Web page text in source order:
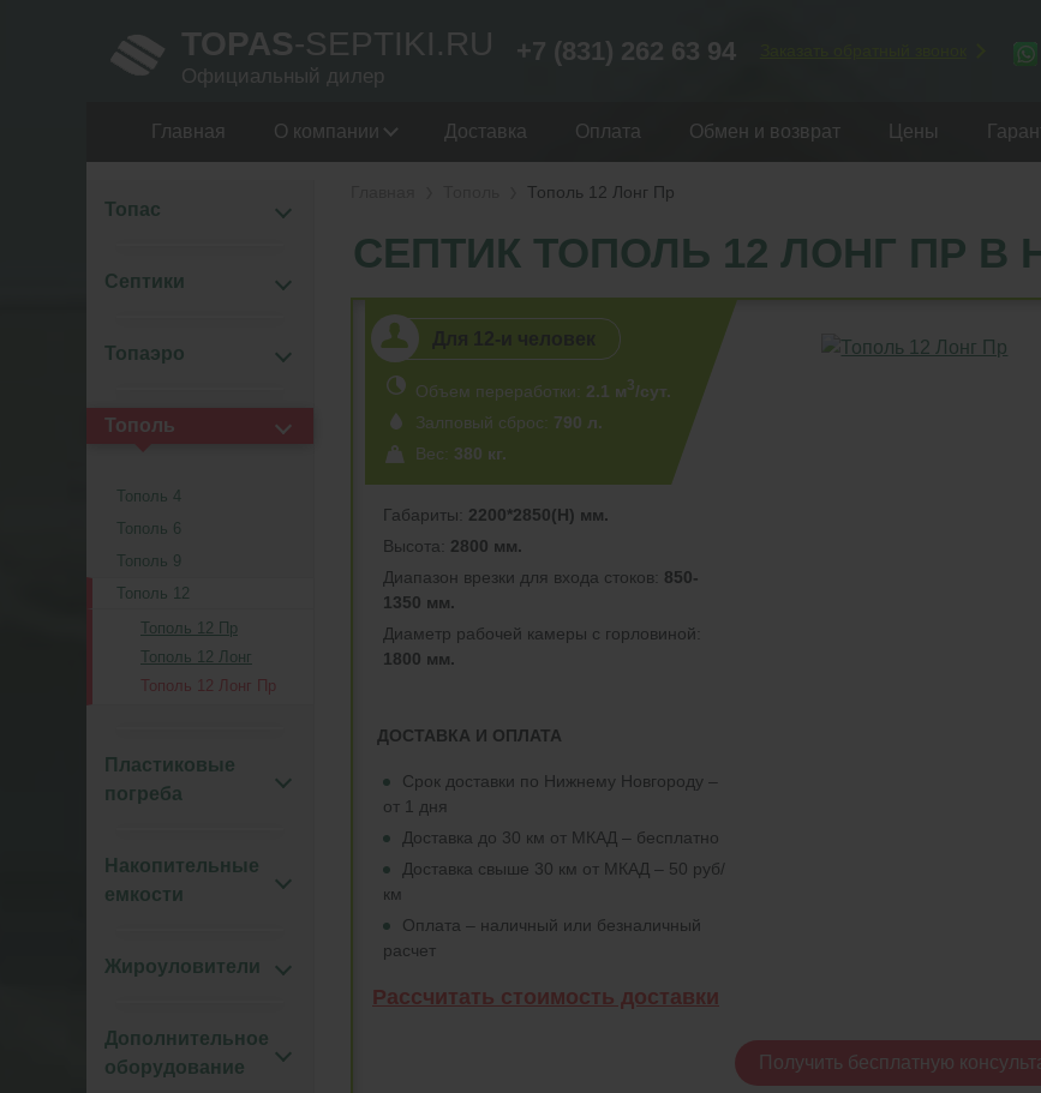
TOPAS-SEPTIKI.RU
Официальный дилер
+7 (831) 262 63 94
Главная О компании Доставка Оплата Обмен и возврат Цены
Топас
Септики
Топаэро
Тополь
Тополь 4
Тополь 6
Тополь 9
Тополь 12
Тополь 12 Пр
Тополь 12 Лонг
Тополь 12 Лонг Пр
Пластиковые
погреба
Накопительные
емкости
Жироуловители
Дополнительное
оборудование
Тополь 12 Лонг Пр
СЕПТИК ТОПОЛЬ 12 ЛОНГ ПР
Объем переработки: 2.1 м3/сут.
Залповый сброс: 790 л.
Вес: 380 кг.
Габариты: 2200*2850(Н) мм.
Высота: 2800 мм.
Диапазон врезки для входа стоков: 850-
1350 мм.
Диаметр рабочей камеры с горловиной:
1800 мм.
ДОСТАВКА И ОПЛАТА
Срок доставки по Нижнему Новгороду –
от 1 дня
Доставка до 30 км от МКАД – бесплатно
Доставка свыше 30 км от МКАД – 50 руб/
км
Оплата – наличный или безналичный
расчет
Рассчитать стоимость доставки
Получить бесплатную